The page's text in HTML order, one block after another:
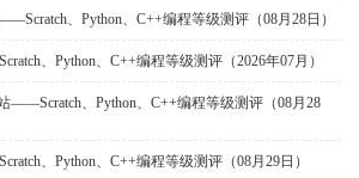
、Python、C++编程等级测评（08月28日）
、Python、C++编程等级测评（2026年07月）
站——Scratch、Python、C++编程等级测评（08月28
、Python、C++编程等级测评（08月29日）